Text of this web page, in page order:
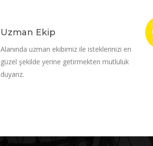
Uzman Ekip
Alanında uzman ekibimiz ile isteklerinizi en
güzel şekilde yerine getirmekten mutluluk
duyarız.